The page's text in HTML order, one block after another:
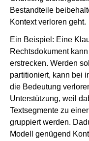
Bestandteile
Kontext verloren geht.
Ein Beispiel: Eine
Rechtsdokument
erstrecken. Werden
partitioniert, kann bei
die Bedeutung
Unterstützung, weil
Textsegmente zu
gruppiert werden.
Modell genügend